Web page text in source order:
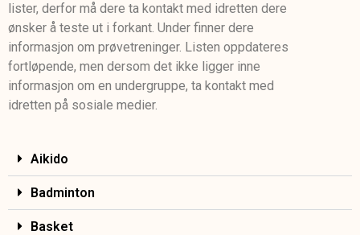
lister, derfor må dere ta kontakt med idretten dere
ønsker å teste ut i forkant. Under finner dere
informasjon om prøvetreninger. Listen oppdateres
fortløpende, men dersom det ikke ligger inne
informasjon om en undergruppe, ta kontakt med
idretten på sosiale medier.
Aikido
Badminton
Basket